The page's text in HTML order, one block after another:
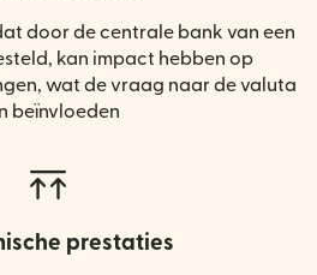
door de centrale bank van een
kan impact hebben op
wat de vraag naar de valuta
beïnvloeden
prestaties